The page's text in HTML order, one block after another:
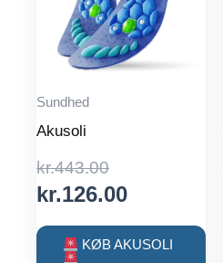
Sundhed
Akusoli
kr.443.00Original
price
was:
kr.443.00.
kr.126.00Current
price
is:
KØB AKUSOLI